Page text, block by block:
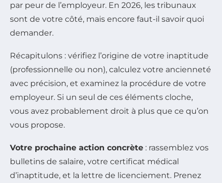
par peur de l’employeur. En 2026, les tribunaux
sont de votre côté, mais encore faut-il savoir quoi
demander.
Récapitulons : vérifiez l’origine de votre inaptitude
(professionnelle ou non), calculez votre ancienneté
avec précision, et examinez la procédure de votre
employeur. Si un seul de ces éléments cloche,
vous avez probablement droit à plus que ce qu’on
vous propose.
Votre prochaine action concrète : rassemblez vos
bulletins de salaire, votre certificat médical
d’inaptitude, et la lettre de licenciement. Prenez